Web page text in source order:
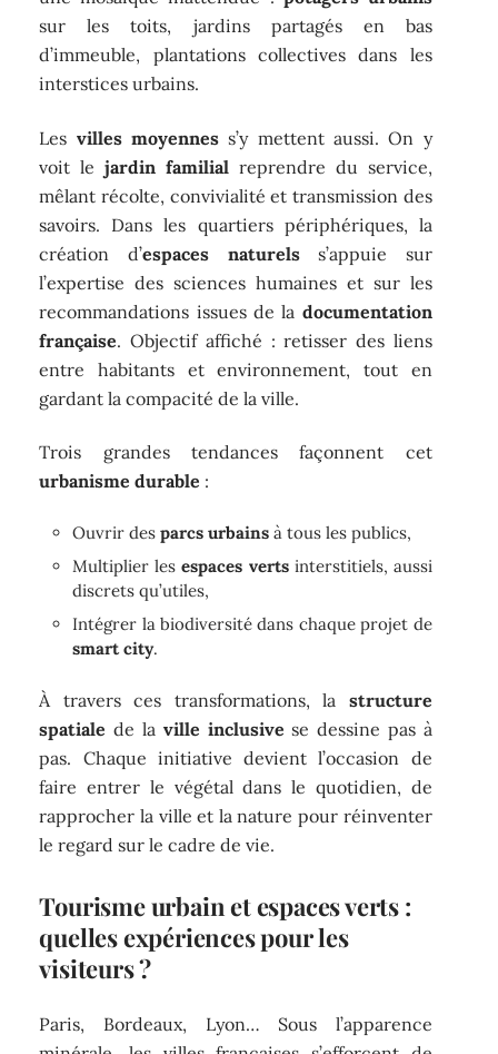
sur les toits, jardins partagés en bas
d’immeuble, plantations collectives dans les
interstices urbains.
Les villes moyennes s’y mettent aussi. On y
voit lejardin familial reprendre du service,
mêlant récolte, convivialité et transmission des
savoirs. Dans les quartiers périphériques, la
création d’espaces naturelss’appuie sur
l’expertise des sciences humaines et sur les
recommandations issues de la documentation
française. Objectif affiché : retisser des liens
entre habitants et environnement, tout en
gardant la compacité de la ville.
Trois grandes tendances façonnent cet
urbanisme durable :
Ouvrir desparcs urbains à tous les publics,
Multiplier lesespaces vertsinterstitiels, aussi
discrets qu’utiles,
Intégrer la biodiversité dans chaque projet de
smart city.
À travers ces transformations, la structure
spatiale de la ville inclusive se dessine pas à
pas. Chaque initiative devient l’occasion de
faire entrer le végétal dans le quotidien, de
rapprocher la ville et la nature pour réinventer
le regard sur le cadre de vie.
Tourisme urbain et espaces verts :
quelles expériences pour les
visiteurs ?
Paris, Bordeaux, Lyon… Sous l’apparence